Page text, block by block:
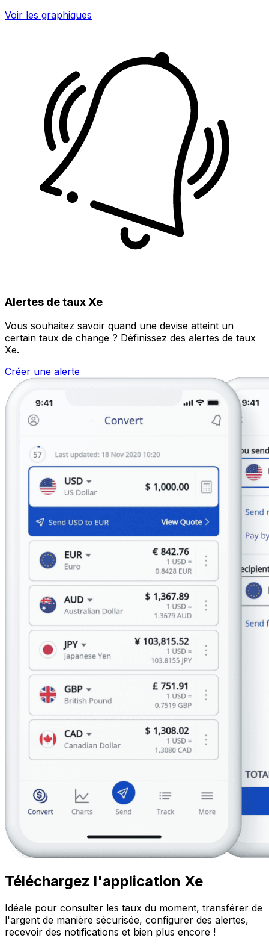
Voir les graphiques
Alertes de taux Xe
Vous souhaitez savoir quand une devise atteint un
certain taux de change ? Définissez des alertes de taux
Xe.
Créer une alerte
Téléchargez l'application Xe
Idéale pour consulter les taux du moment, transférer de
l'argent de manière sécurisée, configurer des alertes,
recevoir des notifications et bien plus encore !